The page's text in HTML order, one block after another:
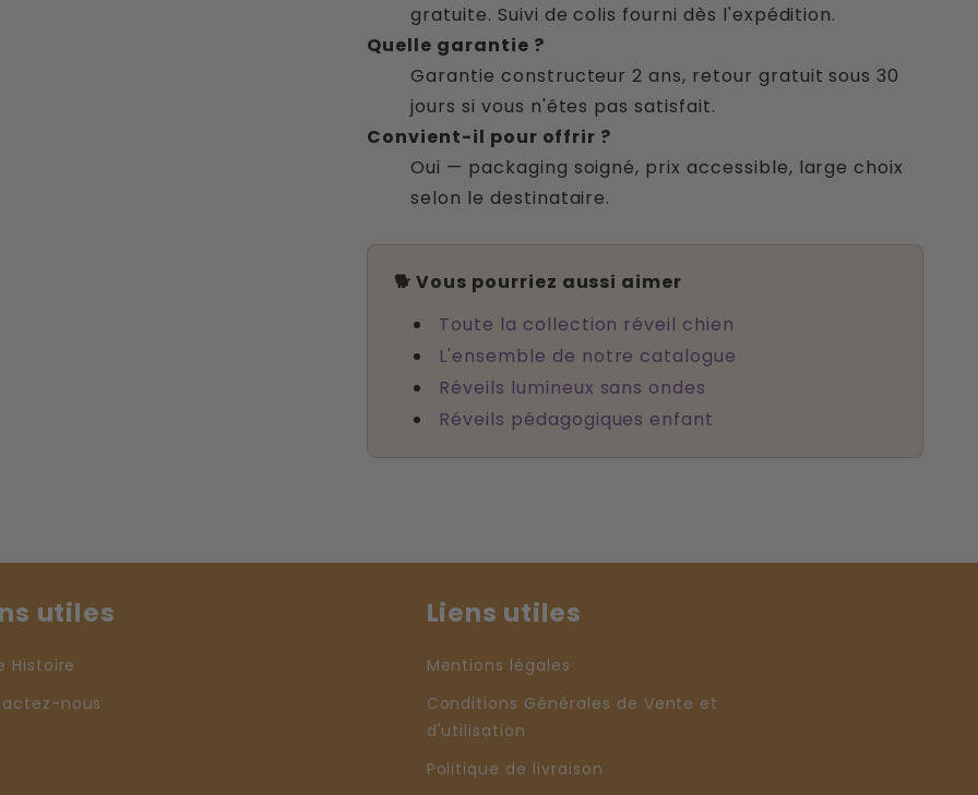
gratuite. Suivi de colis fourni dès l'expédition.
Quelle garantie ?
Garantie constructeur 2 ans, retour gratuit sous 30
jours si vous n'êtes pas satisfait.
Convient-il pour offrir ?
Oui — packaging soigné, prix accessible, large choix
selon le destinataire.
🐕 Vous pourriez aussi aimer
Toute la collection réveil chien
L'ensemble de notre catalogue
Réveils lumineux sans ondes
Réveils pédagogiques enfant
utiles
Histoire
nous
Liens utiles
Mentions légales
Conditions Générales de Vente et
d'utilisation
Politique de livraison